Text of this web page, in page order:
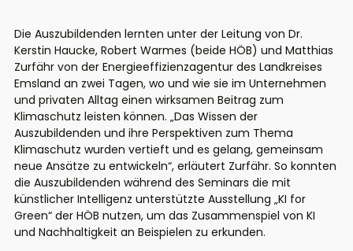
Die Auszubildenden lernten unter der Leitung von Dr.
Kerstin Haucke, Robert Warmes (beide HÖB) und Matthias
Zurfähr von der Energieeffizienzagentur des Landkreises
Emsland an zwei Tagen, wo und wie sie im Unternehmen
und privaten Alltag einen wirksamen Beitrag zum
Klimaschutz leisten können. „Das Wissen der
Auszubildenden und ihre Perspektiven zum Thema
Klimaschutz wurden vertieft und es gelang, gemeinsam
neue Ansätze zu entwickeln“, erläutert Zurfähr. So konnten
die Auszubildenden während des Seminars die mit
künstlicher Intelligenz unterstützte Ausstellung „KI for
Green“ der HÖB nutzen, um das Zusammenspiel von KI
und Nachhaltigkeit an Beispielen zu erkunden.